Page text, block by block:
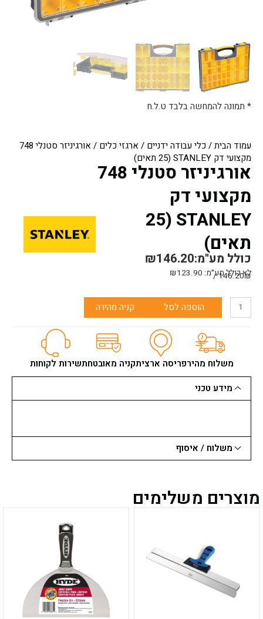
עמוד הבית/כלי עבודה ידניים / ארגזי כלים
/ אורגיניזר סטנלי 748
מקצועי דק STANLEY (25 תאים)
אורגיניזר סטנלי 748
מקצועי דק
STANLEY (25
תאים)
₪146.20כולל מע"מ:
לא כולל מע״מ: ₪123.90
146.20₪ /
כמות
מקצועי
STANLEY
(25
הוספה לסל קניה מהירה
משלוח מהירפריסה ארציתקניה מאובטחתשירות לקוחות
מידע טכני
משלוח / איסוף
* תמונה להמחשה בלבד ט.ל.ח
מוצרים משלימים
סוגים.
ניתן
זה
יש
מספר
סוגים.
ניתן
לבחור
את
האפשרויות